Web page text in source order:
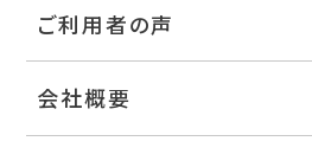
ご利用者の声
会社概要